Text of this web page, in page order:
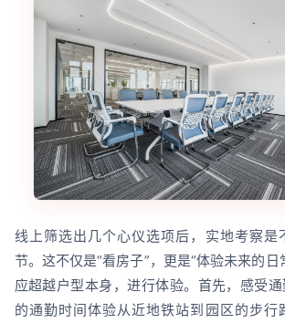
线上筛选出几个心仪选项后，实地考察是
节。这不仅是“看房子”，更是“体验未来的日
应超越户型本身，进行体验。首先，感受
的通勤时间体验从近地铁站到园区的步行